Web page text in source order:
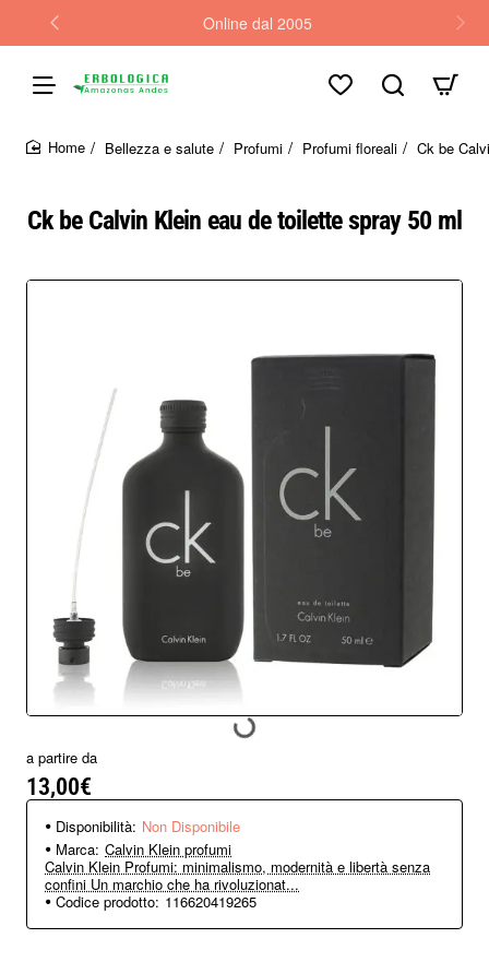
Online dal 2005
Ck be Calvin Klein eau de toilette spray 50 ml
Bellezza e salute Profumi Profumi floreali Ck be
Non Disponibile
a partire da
13,00€
Disponibilità: Non Disponibile
Marca: Calvin Klein profumi
Calvin Klein Profumi: minimalismo, modernità e libertà senza
confini Un marchio che ha rivoluzionat...
Codice prodotto: 116620419265